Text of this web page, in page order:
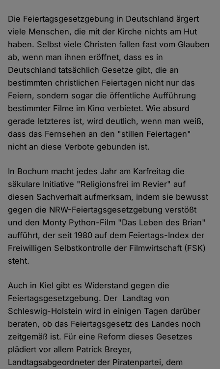
Die Feiertagsgesetzgebung in Deutschland ärgert
viele Menschen, die mit der Kirche nichts am Hut
haben. Selbst viele Christen fallen fast vom Glauben
ab, wenn man ihnen eröffnet, dass es in
Deutschland tatsächlich Gesetze gibt, die an
bestimmten christlichen Feiertagen nicht nur das
Feiern, sondern sogar die öffentliche Aufführung
bestimmter Filme im Kino verbietet. Wie absurd
gerade letzteres ist, wird deutlich, wenn man weiß,
dass das Fernsehen an den "stillen Feiertagen"
nicht an diese Verbote gebunden ist.
In Bochum macht jedes Jahr am Karfreitag die
säkulare Initiative "Religionsfrei im Revier" auf
diesen Sachverhalt aufmerksam, indem sie bewusst
gegen die NRW-Feiertagsgesetzgebung verstößt
und den Monty Python-Film "Das Leben des Brian"
aufführt, der seit 1980 auf dem Feiertags-Index der
Freiwilligen Selbstkontrolle der Filmwirtschaft (FSK)
steht.
Auch in Kiel gibt es Widerstand gegen die
Feiertagsgesetzgebung. Der Landtag von
Schleswig-Holstein wird in einigen Tagen darüber
beraten, ob das Feiertagsgesetz des Landes noch
zeitgemäß ist. Für eine Reform dieses Gesetzes
plädiert vor allem Patrick Breyer,
Landtagsabgeordneter der Piratenpartei, dem